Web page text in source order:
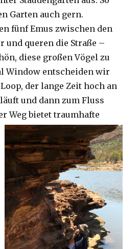
Garten auch gern.
fünf Emus zwischen den
und queren die Straße –
diese großen Vögel zu
Window entscheiden wir
der lange Zeit hoch an
und dann zum Fluss
Weg bietet traumhafte